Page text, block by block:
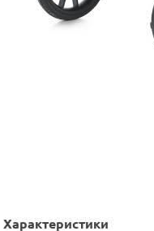
Характеристики